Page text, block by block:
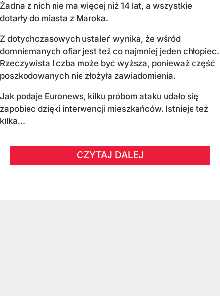
Żadna z nich nie ma więcej niż 14 lat, a wszystkie
dotarły do miasta z Maroka.
Z dotychczasowych ustaleń wynika, że wśród
domniemanych ofiar jest też co najmniej jeden chłopiec.
Rzeczywista liczba może być wyższa, ponieważ część
poszkodowanych nie złożyła zawiadomienia.
Jak podaje Euronews, kilku próbom ataku udało się
zapobiec dzięki interwencji mieszkańców. Istnieje też
kilka...
CZYTAJ DALEJ